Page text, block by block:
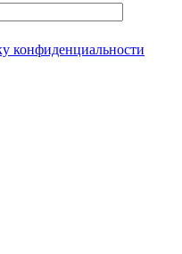
конфиденциальности